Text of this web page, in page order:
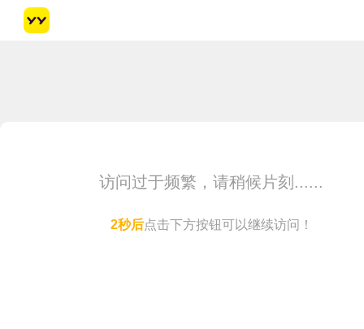
访问过于频繁，请稍候片刻......
1秒后点击下方按钮可以继续访问！